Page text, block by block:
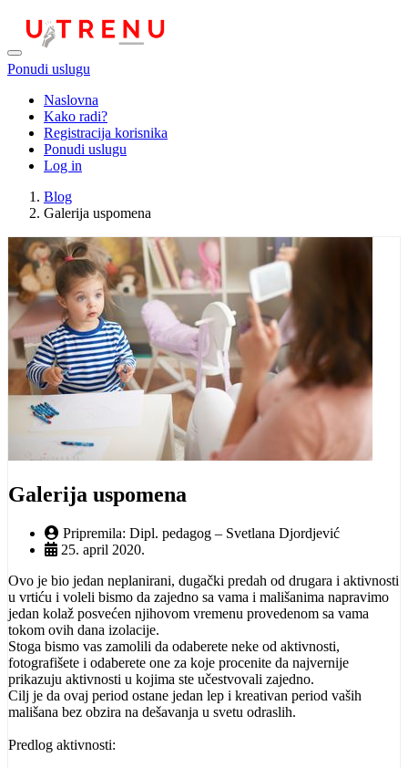
Ponudi uslugu
Naslovna
Kako radi?
Registracija korisnika
Ponudi uslugu
Log in
Blog
Galerija uspomena
Galerija uspomena
Pripremila: Dipl. pedagog – Svetlana Djordjević
25. april 2020.
Ovo je bio jedan neplanirani, dugački predah od drugara i aktivnosti
u vrtiću i voleli bismo da zajedno sa vama i mališanima napravimo
jedan kolaž posvećen njihovom vremenu provedenom sa vama
tokom ovih dana izolacije.
Stoga bismo vas zamolili da odaberete neke od aktivnosti,
fotografišete i odaberete one za koje procenite da najvernije
prikazuju aktivnosti u kojima ste učestvovali zajedno.
Cilj je da ovaj period ostane jedan lep i kreativan period vaših
mališana bez obzira na dešavanja u svetu odraslih.
Predlog aktivnosti: